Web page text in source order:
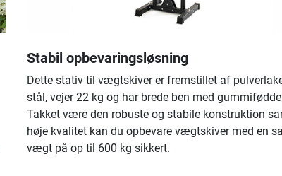
Stabil opbevaringsløsning
Dette stativ til vægtskiver er fremstillet af
stål, vejer 22 kg og har brede ben med
Takket være den robuste og stabile konstruktion
høje kvalitet kan du opbevare vægtskiver med en
vægt på op til 600 kg sikkert.